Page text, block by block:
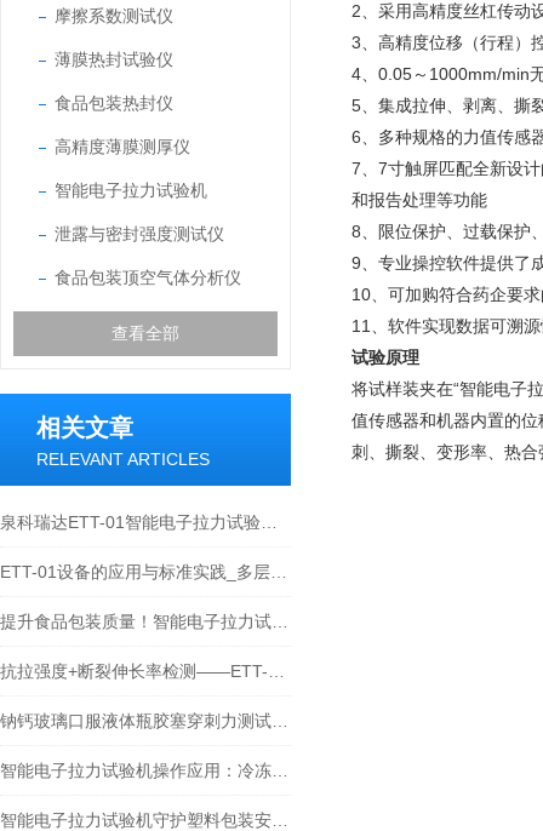
摩擦系数测试仪
薄膜热封试验仪
食品包装热封仪
高精度薄膜测厚仪
智能电子拉力试验机
泄露与密封强度测试仪
食品包装顶空气体分析仪
查看全部
相关文章
RELEVANT ARTICLES
2、采用高精度丝杠传动
3、高精度位移（行程）
4、0.05～1000mm/min
5、集成拉伸、剥离、撕
6、多种规格的力值传感
7、7寸触屏匹配全新设
和报告处理等功能
8、限位保护、过载保护
9、专业操控软件提供了
10、可加购符合药企要
11、软件实现数据可溯
试验原理
将试样装夹在“智能电子
值传感器和机器内置的
刺、撕裂、变形率、热